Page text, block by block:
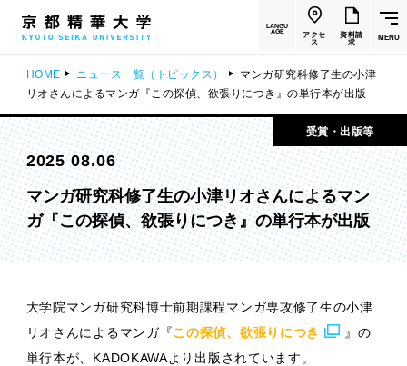
LANGU
AGE
アクセ
ス
資料請
求
MENU
HOME ニュース一覧（トピックス）
マンガ研究科修了生の小津
リオさんによるマンガ『この探偵、欲張りにつき』の単行本が出版
受賞・出版等
2025 08.06
マンガ研究科修了生の小津リオさんによるマン
ガ『この探偵、欲張りにつき』の単行本が出版
大学院マンガ研究科博士前期課程マンガ専攻修了生の小津
リオさんによるマンガ『この探偵、欲張りにつき
』の
単行本が、KADOKAWAより出版されています。